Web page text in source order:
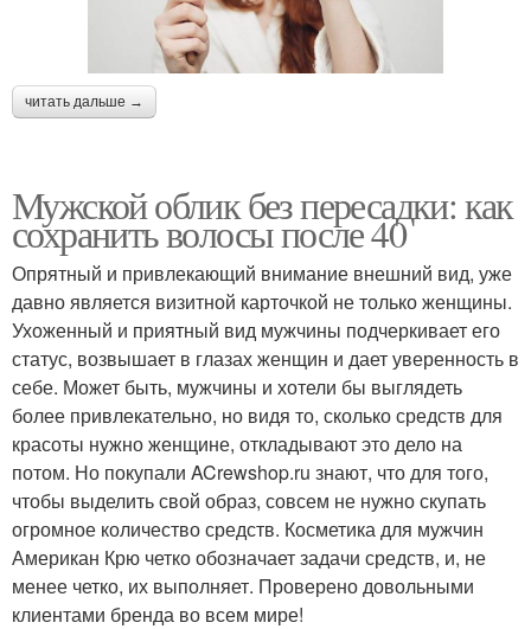
читать дальше →
Мужской облик без пересадки: как
сохранить волосы после 40
Опрятный и привлекающий внимание внешний вид, уже
давно является визитной карточкой не только женщины.
Ухоженный и приятный вид мужчины подчеркивает его
статус, возвышает в глазах женщин и дает уверенность в
себе. Может быть, мужчины и хотели бы выглядеть
более привлекательно, но видя то, сколько средств для
красоты нужно женщине, откладывают это дело на
потом. Но покупали ACrewshop.ru знают, что для того,
чтобы выделить свой образ, совсем не нужно скупать
огромное количество средств. Косметика для мужчин
Американ Крю четко обозначает задачи средств, и, не
менее четко, их выполняет. Проверено довольными
клиентами бренда во всем мире!